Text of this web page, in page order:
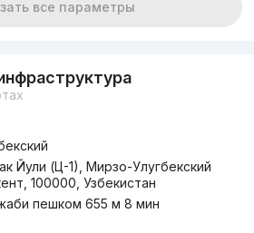
все параметры
Йули (Ц-1), Мирзо-Улугбекский
100000, Узбекистан
пешком 655 м 8 мин